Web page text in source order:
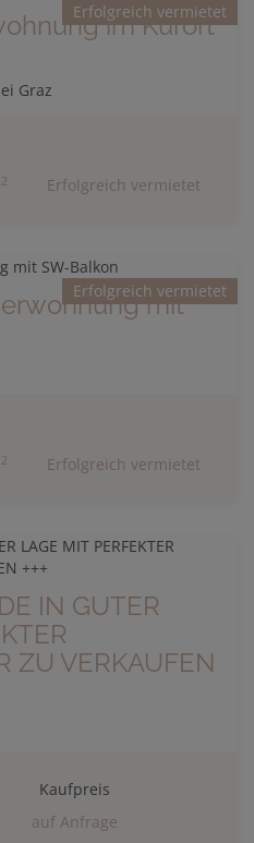
Erfolgreich vermietet
im Kurort
Graz
2 Erfolgreich vermietet
Erfolgreich vermietet
mit
2 Erfolgreich vermietet
IN GUTER
ZU VERKAUFEN
Kaufpreis
auf Anfrage